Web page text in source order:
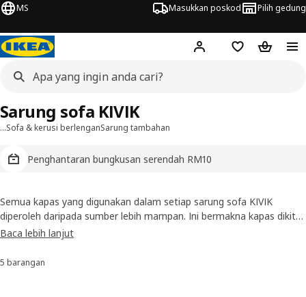
MS Masukkan poskod Pilih gedung
Hej! Log masuk
Senarai beli-
Troli
…Sofa & kerusi berlenganSarung tambahan
Penghantaran bungkusan serendah RM10
Sarung sofa KIVIK
Semua kapas yang digunakan dalam setiap sarung sofa KIVIK
diperoleh daripada sumber lebih mampan. Ini bermakna kapas dikitar
semula atau ditanam dengan kurang sumber. Jika anda mahu
dan hitam, ataupun anda boleh pilih kulit!
Baca lebih lanjut
Susun dan Penapis
5 barangan